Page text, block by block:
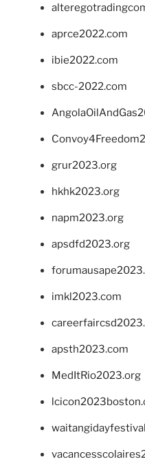
aprce2022.com
ibie2022.com
sbcc-2022.com
grur2023.org
hkhk2023.org
napm2023.org
apsdfd2023.org
imkl2023.com
apsth2023.com
MedItRio2023.org